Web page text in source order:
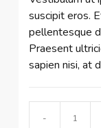
suscipit eros.
pellentesque
Praesent
sapien nisi, at
-